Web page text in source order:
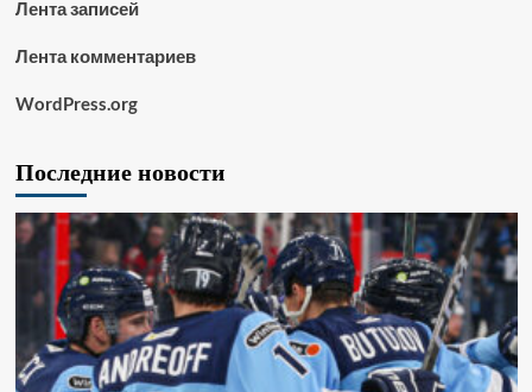
Лента записей
Лента комментариев
WordPress.org
Последние новости